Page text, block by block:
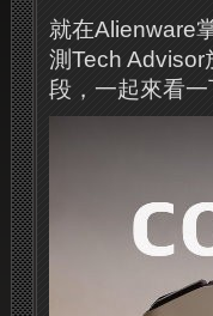
就在Alienware
測Tech
段，一起來看一